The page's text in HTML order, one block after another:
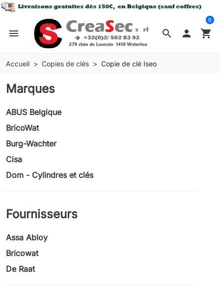
search
menu  shopping_cart
0
Accueil Copies de clés Copie de clé Iseo
Marques
ABUS Belgique
BricoWat
Burg-Wachter
Cisa
Dom - Cylindres et clés
Fournisseurs
Assa Abloy
Bricowat
De Raat